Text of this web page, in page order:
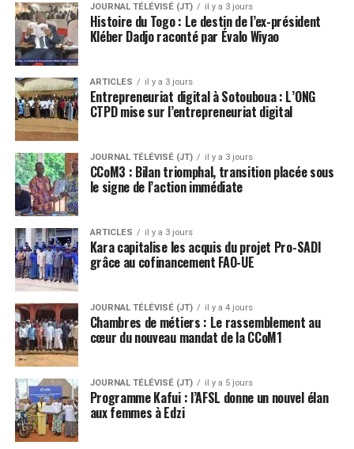
JOURNAL TÉLÉVISÉ (JT) il y a 3 jours
Histoire du Togo : Le destin de l’ex-président
Kléber Dadjo raconté par Évalo Wiyao
ARTICLES il y a 3 jours
Entrepreneuriat digital à Sotouboua : L’ONG
CTPD mise sur l’entrepreneuriat digital
JOURNAL TÉLÉVISÉ (JT) il y a 3 jours
CCoM3 : Bilan triomphal, transition placée sous
le signe de l’action immédiate
ARTICLES il y a 3 jours
Kara capitalise les acquis du projet Pro-SADI
grâce au cofinancement FAO-UE
JOURNAL TÉLÉVISÉ (JT) il y a 4 jours
Chambres de métiers : Le rassemblement au
cœur du nouveau mandat de la CCoM1
JOURNAL TÉLÉVISÉ (JT) il y a 5 jours
Programme Kafui : l’AFSL donne un nouvel élan
aux femmes à Edzi